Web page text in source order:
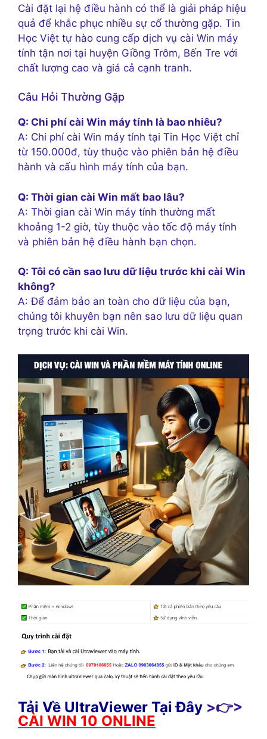
Cài đặt lại hệ điều hành có thể là giải pháp hiệu
quả để khắc phục nhiều sự cố thường gặp. Tin
Học Việt tự hào cung cấp dịch vụ cài Win máy
tính tận nơi tại huyện Giồng Trôm, Bến Tre với
chất lượng cao và giá cả cạnh tranh.
Câu Hỏi Thường Gặp
Q: Chi phí cài Win máy tính là bao nhiêu?
A: Chi phí cài Win máy tính tại Tin Học Việt chỉ
từ 150.000đ, tùy thuộc vào phiên bản hệ điều
hành và cấu hình máy tính của bạn.
Q: Thời gian cài Win mất bao lâu?
A: Thời gian cài Win máy tính thường mất
khoảng 1-2 giờ, tùy thuộc vào tốc độ máy tính
và phiên bản hệ điều hành bạn chọn.
Q: Tôi có cần sao lưu dữ liệu trước khi cài Win
không?
A: Để đảm bảo an toàn cho dữ liệu của bạn,
chúng tôi khuyên bạn nên sao lưu dữ liệu quan
trọng trước khi cài Win.
Tải Về UltraViewer Tại Đây >👉>
CÀI WIN 10 ONLINE